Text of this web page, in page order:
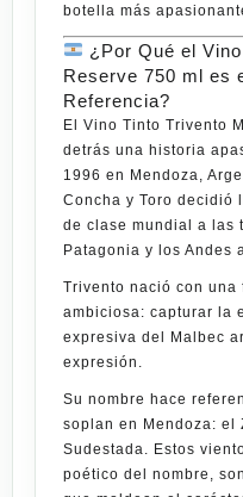
botella más
¿Por Qué el
Reserve 750 ml es
Referencia?
El Vino Tinto Trivento
detrás una historia
1996 en Mendoza,
Concha y Toro decidió
de clase mundial a las
Patagonia y los Andes
Trivento nació con una
ambiciosa: capturar la
expresiva del Malbec
expresión.
Su nombre hace
soplan en Mendoza: el
Sudestada. Estos
poético del nombre,